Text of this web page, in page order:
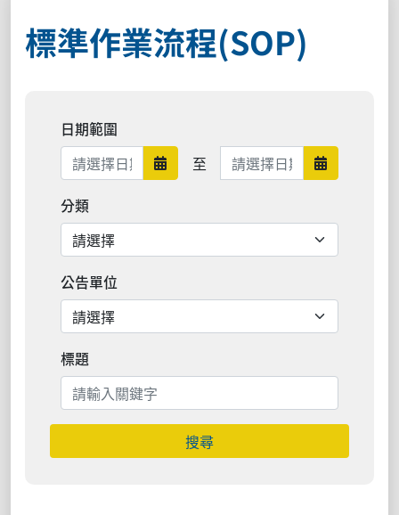
標準作業流程(SOP)
日期範圍
日期範圍開始
至 日期範圍結束 日期範圍
分類
公告單位
標題
搜尋